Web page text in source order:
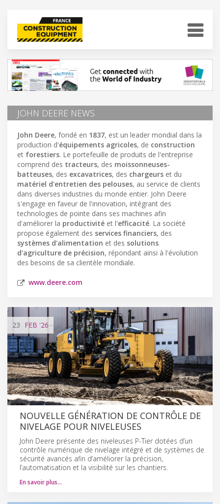
JOHN DEERE NEWS
John Deere, fondé en 1837, est un leader mondial dans la
production d'équipements agricoles, de construction
et forestiers. Le portefeuille de produits de l'entreprise
comprend des tracteurs, des moissonneuses-
batteuses, des excavatrices, des chargeurs et du
matériel d'entretien des pelouses, au service de clients
dans diverses industries du monde entier. John Deere
s'engage en faveur de l'innovation, intégrant des
technologies de pointe dans ses machines afin
d'améliorer la productivité et l'efficacité. La société
propose également des services financiers, des
systèmes d'alimentation et des solutions
d'agriculture de précision, répondant ainsi à l'évolution
des besoins de sa clientèle mondiale.
www.deere.com
23 FEB '26
NOUVELLE GÉNÉRATION DE CONTRÔLE DE
NIVELAGE POUR NIVELEUSES
John Deere présente des niveleuses P-Tier dotées d’un
contrôle numérique de nivelage intégré et de systèmes de
sécurité avancés afin d’améliorer la précision,
l’automatisation et la visibilité sur les chantiers.
En savoir plus…